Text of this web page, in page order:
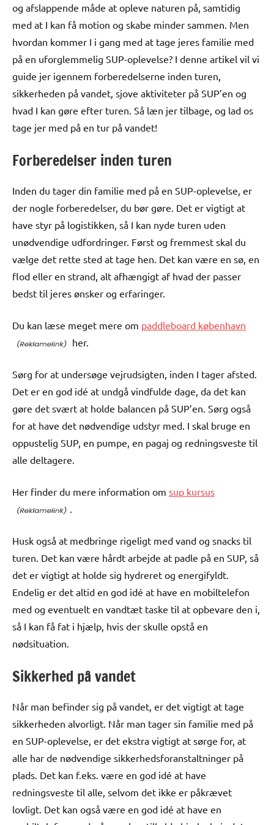
og afslappende måde at opleve naturen på, samtidig
med at I kan få motion og skabe minder sammen. Men
hvordan kommer I i gang med at tage jeres familie med
på en uforglemmelig SUP-oplevelse? I denne artikel vil vi
guide jer igennem forberedelserne inden turen,
sikkerheden på vandet, sjove aktiviteter på SUP’en og
hvad I kan gøre efter turen. Så læn jer tilbage, og lad os
tage jer med på en tur på vandet!
Forberedelser inden turen
Inden du tager din familie med på en SUP-oplevelse, er
der nogle forberedelser, du bør gøre. Det er vigtigt at
have styr på logistikken, så I kan nyde turen uden
unødvendige udfordringer. Først og fremmest skal du
vælge det rette sted at tage hen. Det kan være en sø, en
flod eller en strand, alt afhængigt af hvad der passer
bedst til jeres ønsker og erfaringer.
Du kan læse meget mere om paddleboard københavn
her.
Sørg for at undersøge vejrudsigten, inden I tager afsted.
Det er en god idé at undgå vindfulde dage, da det kan
gøre det svært at holde balancen på SUP’en. Sørg også
for at have det nødvendige udstyr med. I skal bruge en
oppustelig SUP, en pumpe, en pagaj og redningsveste til
alle deltagere.
Her finder du mere information om sup kursus
Husk også at medbringe rigeligt med vand og snacks til
turen. Det kan være hårdt arbejde at padle på en SUP, så
det er vigtigt at holde sig hydreret og energifyldt.
Endelig er det altid en god idé at have en mobiltelefon
med og eventuelt en vandtæt taske til at opbevare den i,
så I kan få fat i hjælp, hvis der skulle opstå en
nødsituation.
Sikkerhed på vandet
Når man befinder sig på vandet, er det vigtigt at tage
sikkerheden alvorligt. Når man tager sin familie med på
en SUP-oplevelse, er det ekstra vigtigt at sørge for, at
alle har de nødvendige sikkerhedsforanstaltninger på
plads. Det kan f.eks. være en god idé at have
redningsveste til alle, selvom det ikke er påkrævet
lovligt. Det kan også være en god idé at have en